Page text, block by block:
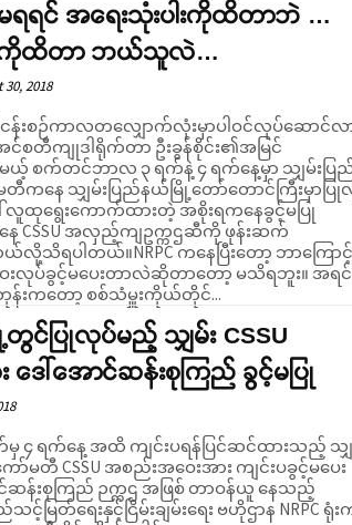
ေးမရရင် အရေးသုံးပါးကိုထိတာဘဲ …
းကိုထိတာ ဘယ်သူလဲ…
30, 2018
ပ်ငန်းစဉ်ကာလတလျှောက်လုံးမှာပါဝင်လုပ်ဆောင်လ
စတီကျုဒါရိုက်တာ ဦးခွန်စိုင်း၏အမြင်
ယ့် စက်တင်ဘာလ ၃ ရက်နဲ့ ၄ ရက်နေ့မှာ သျှမ်းပြ
ကနေ သျှမ်းပြည်နယ်မြို့တော်တောင်ကြီးမှာပြု
လူထုရွေးကောက်ထားတဲ့ အစိုးရကနေခွင့်မပြု
ကနေ CSSU အလှည့်ကျဥက္ကဌဆီကို ဖုန်းဆက်
ယ်လို့သိရပါတယ်။NRPC ကနေပြီးတော့ ဘာကြောင့်
ေးလုပ်ခွင့်မပေးတာလဲဆိုတာတော့ မသိရဘူး။ အရ
တုန်းကတော့ စစ်သံမှူးကိုယ်တိုင်...
တွင်ပြုလုပ်မည့် သျှမ်း CSSU
ဒေါ်အောင်ဆန်းစုကြည် ခွင့်မပြု
၄ ရက်နေ့ အထိ ကျင်းပရန်ပြင်ဆင်ထားသည့် သျှ
မတီ CSSU အစည်းအဝေးအား ကျင်းပခွင့်မပေး
င်ဆန်းစုကြည် ဉက္ကဌ အဖြစ် တာဝန်ယူ နေသည့်
င့်မြတ်ရေးနှင့်ငြိမ်းချမ်းရေး ဗဟိုဌာန NRPC ရုံး